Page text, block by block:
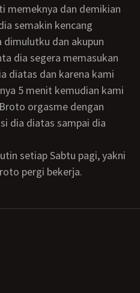
memeknya dan demikian
semakin kencang
dan akupun
dia segera memasukan
diatas dan karena kami
5 menit kemudian kami
orgasme dengan
dia diatas sampai dia
pergi bekerja.